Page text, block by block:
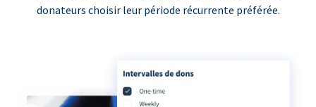
donateurs choisir leur période récurrente préférée.